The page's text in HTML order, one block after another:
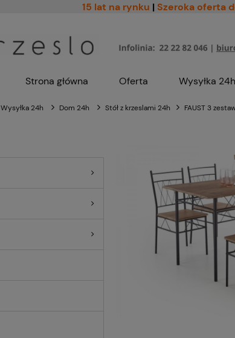
15 lat na rynku | Szeroka oferta
Strona główna Oferta Wysyłka 24h
Wysyłka 24h Dom 24h Stół z krzeslami 24h FAUST 3